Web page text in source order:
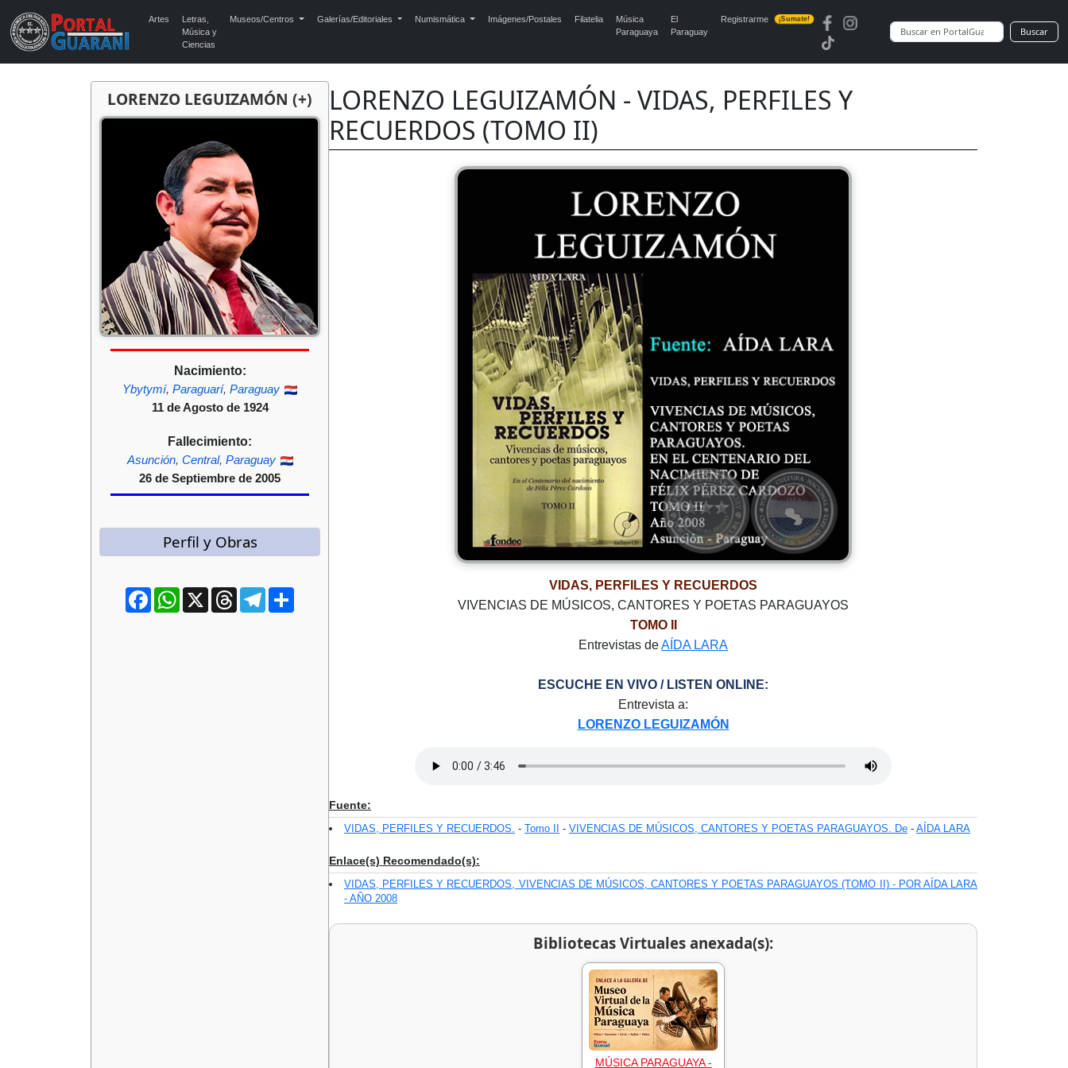
Artes
Letras,
Música y
Ciencias
Museos/Centros Galerías/Editoriales Numismática Imágenes/Postales Filatelia
Música
Paraguaya
El
Paraguay
Registrarme ¡Sumate!
Buscar
LORENZO LEGUIZAMÓN (+)
Nacimiento:
Ybytymí, Paraguarí, Paraguay
11 de Agosto de 1924
Fallecimiento:
Asunción, Central, Paraguay
26 de Septiembre de 2005
Perfil y Obras
FacebookWhatsApp
X ThreadsTelegram
LORENZO LEGUIZAMÓN - VIDAS, PERFILES Y
RECUERDOS (TOMO II)
VIDAS, PERFILES Y RECUERDOS
VIVENCIAS DE MÚSICOS, CANTORES Y POETAS PARAGUAYOS
TOMO II
Entrevistas deAÍDA LARA
ESCUCHE EN VIVO / LISTEN ONLINE:
Entrevista a:
LORENZO LEGUIZAMÓN
Fuente:
VIDAS, PERFILES Y RECUERDOS. - Tomo II - VIVENCIAS DE MÚSICOS, CANTORES Y POETAS PARAGUAYOS. De - AÍDA LARA
Enlace(s) Recomendado(s):
VIDAS, PERFILES Y RECUERDOS, VIVENCIAS DE MÚSICOS, CANTORES Y POETAS PARAGUAYOS (TOMO II) - POR AÍDA LARA
- AÑO 2008
Bibliotecas Virtuales anexada(s):
MÚSICA PARAGUAYA -